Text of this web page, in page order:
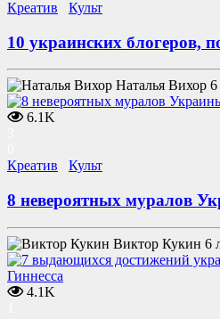
Креатив Культ
10 украинских блогеров,
Наталья Вихор 6
6.1K
Креатив
Культ
8 невероятных муралов
Виктор Кукин 6
4.1K